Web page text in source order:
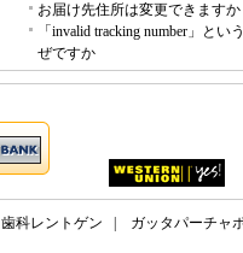
お届け先住所は変更できますか
「invalid tracking number」とい
ぜですか
歯科レントゲン
ガッタパーチャ